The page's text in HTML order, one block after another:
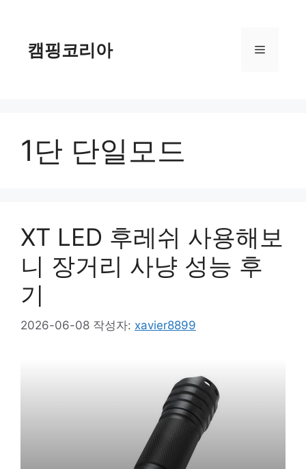
캠핑코리아 메
1단 단일모드
XT LED 후레쉬 사용해보
니 장거리 사냥 성능 후
기
2026-06-08 작성자: xavier8899